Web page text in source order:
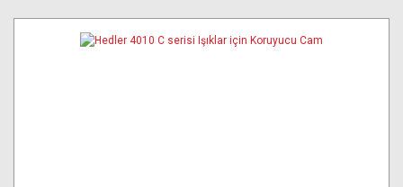
Başla